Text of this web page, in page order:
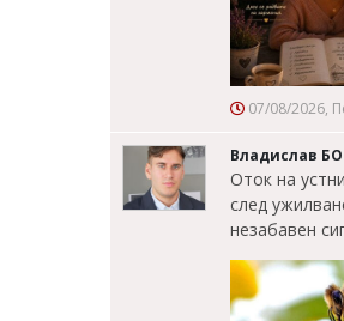
07/08/2026,
Владислав
Оток на
след
незабавен